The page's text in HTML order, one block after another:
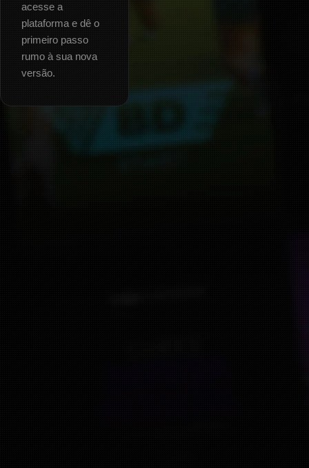
acesse a
plataforma e dê o
primeiro passo
rumo à sua nova
versão.